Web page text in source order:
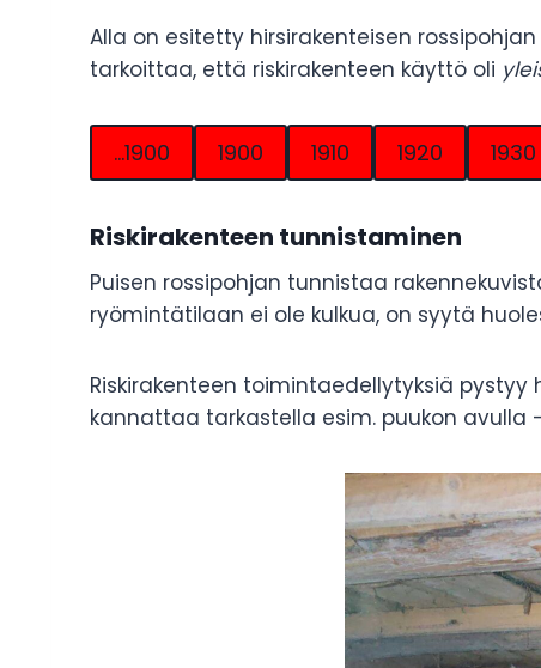
Alla on esitetty hirsirakenteisen
tarkoittaa, että riskirakenteen käyttö oli
…1900 1900 1910 1920 1930
Riskirakenteen tunnistaminen
Puisen rossipohjan tunnistaa
ryömintätilaan ei ole kulkua, on syytä
Riskirakenteen toimintaedellytyksiä
kannattaa tarkastella esim. puukon